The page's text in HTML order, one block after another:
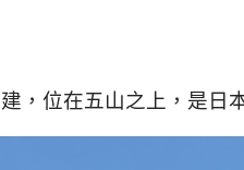
，位在五山之上，是日